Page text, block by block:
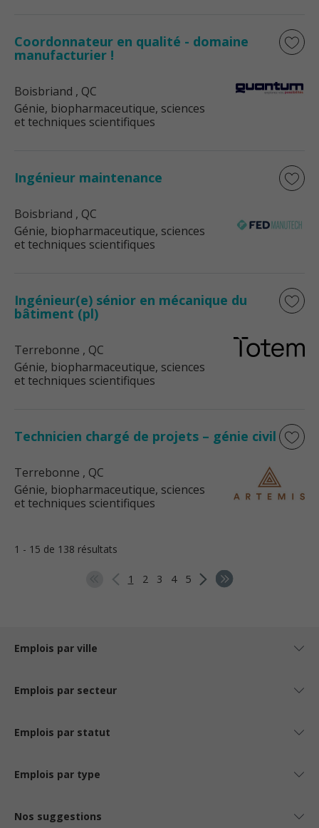
Coordonnateur en qualité - domaine
manufacturier !
Boisbriand , QC
Génie, biopharmaceutique, sciences
et techniques scientifiques
Ingénieur maintenance
Boisbriand , QC
Génie, biopharmaceutique, sciences
et techniques scientifiques
Ingénieur(e) sénior en mécanique du
bâtiment (pl)
Terrebonne , QC
Génie, biopharmaceutique, sciences
et techniques scientifiques
Technicien chargé de projets – génie civil
Terrebonne , QC
Génie, biopharmaceutique, sciences
et techniques scientifiques
1 - 15 de 138 résultats
1 2 3 4 5
Emplois par ville
Emplois par secteur
Emplois par statut
Emplois par type
Nos suggestions